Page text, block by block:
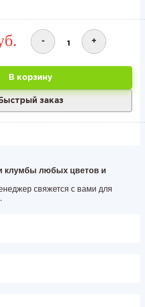
- +
Быстрый заказ
В корзину
клумбы любых цветов и
свяжется с вами для